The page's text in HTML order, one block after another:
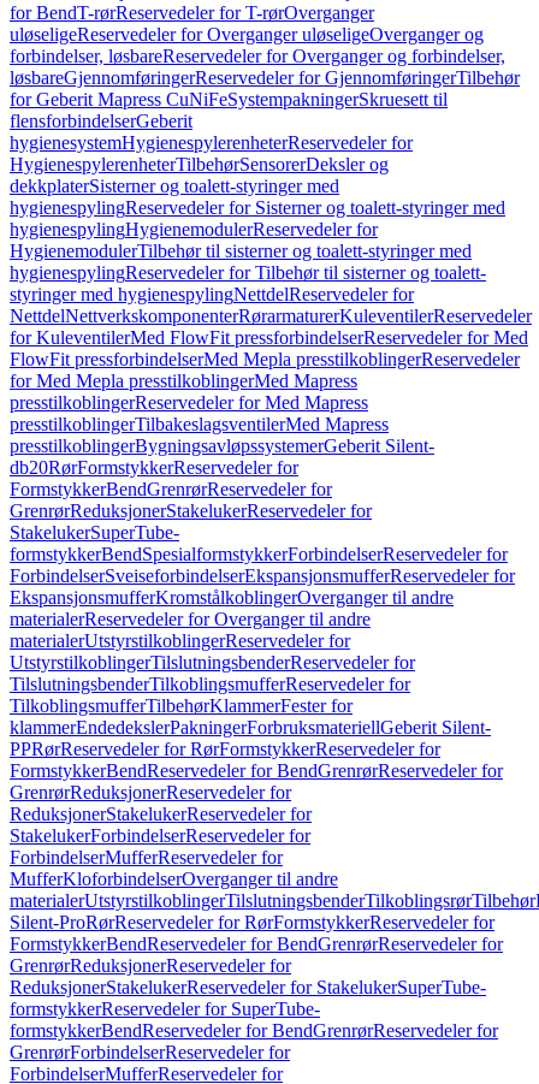
for BendT-rørReservedeler for T-rørOverganger
uløseligeReservedeler for Overganger uløseligeOverganger og
forbindelser, løsbareReservedeler for Overganger og forbindelser,
løsbareGjennomføringerReservedeler for GjennomføringerTilbehør
for Geberit Mapress CuNiFeSystempakningerSkruesett til
flensforbindelserGeberit
hygienesystemHygienespylerenheterReservedeler for
HygienespylerenheterTilbehørSensorerDeksler og
dekkplaterSisterner og toalett-styringer med
hygienespylingReservedeler for Sisterner og toalett-styringer med
hygienespylingHygienemodulerReservedeler for
HygienemodulerTilbehør til sisterner og toalett-styringer med
hygienespylingReservedeler for Tilbehør til sisterner og toalett-
styringer med hygienespylingNettdelReservedeler for
NettdelNettverkskomponenterRørarmaturerKuleventilerReservedeler
for KuleventilerMed FlowFit pressforbindelserReservedeler for Med
FlowFit pressforbindelserMed Mepla presstilkoblingerReservedeler
for Med Mepla presstilkoblingerMed Mapress
presstilkoblingerReservedeler for Med Mapress
presstilkoblingerTilbakeslagsventilerMed Mapress
presstilkoblingerBygningsavløpssystemerGeberit Silent-
db20RørFormstykkerReservedeler for
FormstykkerBendGrenrørReservedeler for
GrenrørReduksjonerStakelukerReservedeler for
StakelukerSuperTube-
formstykkerBendSpesialformstykkerForbindelserReservedeler for
ForbindelserSveiseforbindelserEkspansjonsmufferReservedeler for
EkspansjonsmufferKromstålkoblingerOverganger til andre
materialerReservedeler for Overganger til andre
materialerUtstyrstilkoblingerReservedeler for
UtstyrstilkoblingerTilslutningsbenderReservedeler for
TilslutningsbenderTilkoblingsmufferReservedeler for
TilkoblingsmufferTilbehørKlammerFester for
klammerEndedekslerPakningerForbruksmateriellGeberit Silent-
PPRørReservedeler for RørFormstykkerReservedeler for
FormstykkerBendReservedeler for BendGrenrørReservedeler for
GrenrørReduksjonerReservedeler for
ReduksjonerStakelukerReservedeler for
StakelukerForbindelserReservedeler for
ForbindelserMufferReservedeler for
MufferKloforbindelserOverganger til andre
materialerUtstyrstilkoblingerTilslutningsbenderTilkoblingsrørTilbehør
Silent-ProRørReservedeler for RørFormstykkerReservedeler for
FormstykkerBendReservedeler for BendGrenrørReservedeler for
GrenrørReduksjonerReservedeler for
ReduksjonerStakelukerReservedeler for StakelukerSuperTube-
formstykkerReservedeler for SuperTube-
formstykkerBendReservedeler for BendGrenrørReservedeler for
GrenrørForbindelserReservedeler for
ForbindelserMufferReservedeler for